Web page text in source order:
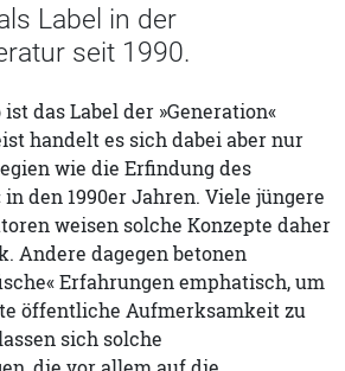
Label in der
seit 1990.
das Label der »Generation«
handelt es sich dabei aber nur
wie die Erfindung des
den 1990er Jahren. Viele jüngere
weisen solche Konzepte daher
Andere dagegen betonen
Erfahrungen emphatisch, um
öffentliche Aufmerksamkeit zu
sich solche